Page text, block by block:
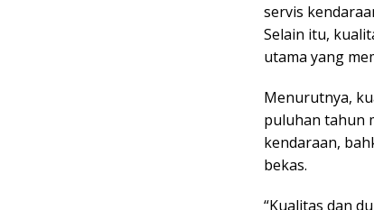
servis
Selain itu,
utama yang
Menurutnya,
puluhan tahun
kendaraan,
bekas.
“Kualitas dan